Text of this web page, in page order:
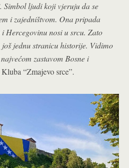
Simbol ljudi koji vjeruju da se
i zajedništvom. Ona pripada
Hercegovinu nosi u srcu. Zato
jednu stranicu historije. Vidimo
zastavom Bosne i
“Zmajevo srce”.